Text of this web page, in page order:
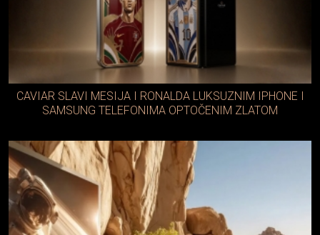
CAVIAR SLAVI MESIJA I RONALDA LUKSUZNIM IPHONE I
SAMSUNG TELEFONIMA OPTOČENIM ZLATOM